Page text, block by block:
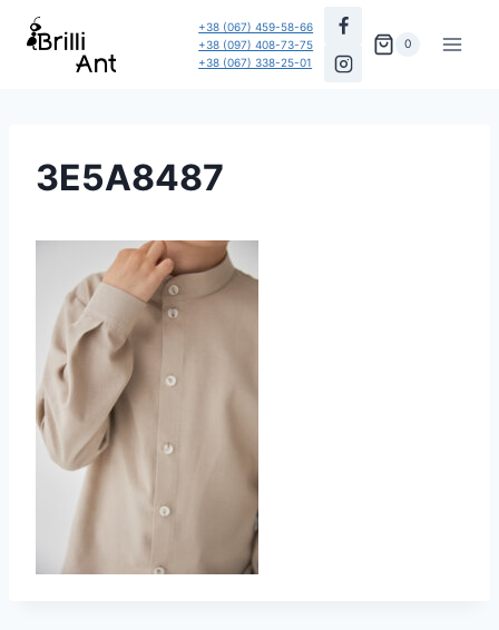
Перейти
+38 (067) 459-58-66
+38 (097) 408-73-75
+38 (067) 338-25-01
0
3E5A8487